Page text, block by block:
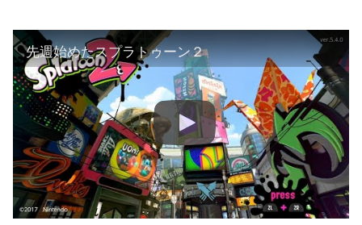
先週始めたスプラトゥーン２